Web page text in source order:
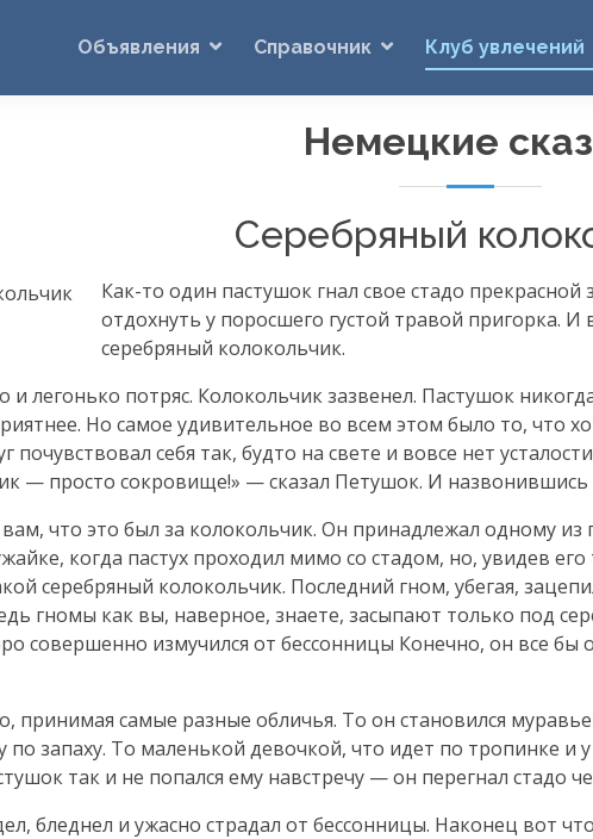
Объявления Справочник Клуб увлечений
Немецкие
Серебряный
Как-то один пастушок гнал свое стадо
отдохнуть у поросшего густой травой пригорка. И
серебряный колокольчик.
и легонько потряс. Колокольчик зазвенел. Пастушок
Но самое удивительное во всем этом было то, что
почувствовал себя так, будто на свете и вовсе нет
— просто сокровище!» — сказал Петушок. И назвонившись
вам, что это был за колокольчик. Он принадлежал одному
когда пастух проходил мимо со стадом, но, увидев
серебряный колокольчик. Последний гном, убегая,
гномы как вы, наверное, знаете, засыпают только под
совершенно измучился от бессонницы Конечно, он все
принимая самые разные обличья. То он становился
запаху. То маленькой девочкой, что идет по тропинке и
так и не попался ему навстречу — он перегнал стадо
бледнел и ужасно страдал от бессонницы. Наконец вот